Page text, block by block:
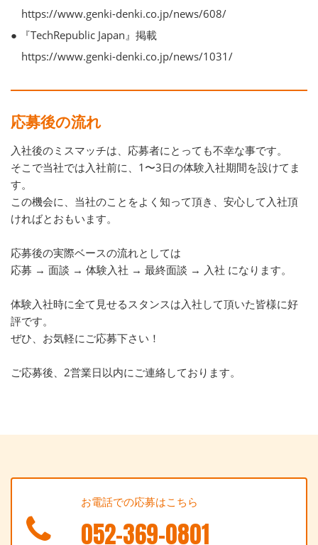
https://www.genki-denki.co.jp/news/608/
● 『TechRepublic Japan』掲載
https://www.genki-denki.co.jp/news/1031/
応募後の流れ
入社後のミスマッチは、応募者にとっても不幸な事です。
そこで当社では入社前に、1〜3日の体験入社期間を設けてま
す。
この機会に、当社のことをよく知って頂き、安心して入社頂
ければとおもいます。
応募後の実際ベースの流れとしては
応募 → 面談 → 体験入社 → 最終面談 → 入社 になります。
体験入社時に全て見せるスタンスは入社して頂いた皆様に好
評です。
ぜひ、お気軽にご応募下さい！
ご応募後、2営業日以内にご連絡しております。
お電話での応募はこちら
052-369-0801